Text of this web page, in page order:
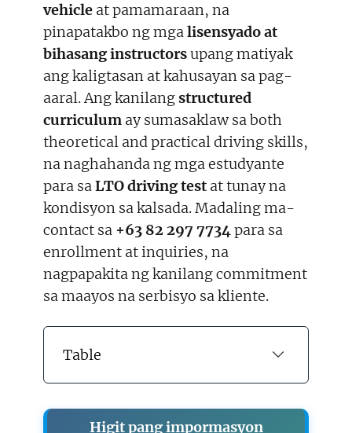
vehicle at pamamaraan, na
pinapatakbo ng mgalisensyado at
bihasang instructorsupang matiyak
ang kaligtasan at kahusayan sa pag-
aaral. Ang kanilang structured
curriculum ay sumasaklaw sa both
theoretical and practical driving skills,
na naghahanda ng mga estudyante
para saLTO driving test at tunay na
kondisyon sa kalsada. Madaling ma-
contact sa +63 82 297 7734para sa
enrollment at inquiries, na
nagpapakita ng kanilang commitment
sa maayos na serbisyo sa kliente.
Table
Higit pang impormasyon